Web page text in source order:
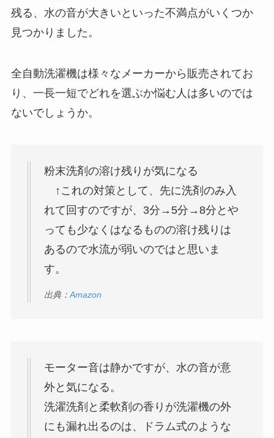
残る、水の音が大きいといった不満点がいくつか
見つかりました。
全自動洗濯機は様々なメーカーから販売されてお
り、一長一短でどれを選ぶか悩む人は多いのでは
ないでしょうか。
粉末洗剤の溶け残りが気になる
↑これの対策として、先に洗剤のみ入
れて回すのですが、3分→5分→8分とや
っても少なくはなるものの溶け残りは
あるので水流が弱いのではと思いま
す。
出典：Amazon
モーター音は静かですが、水の音が意
外と気になる。
洗濯洗剤と柔軟剤の香りが洗濯機の外
にも漏れ出るのは、ドラム式のような